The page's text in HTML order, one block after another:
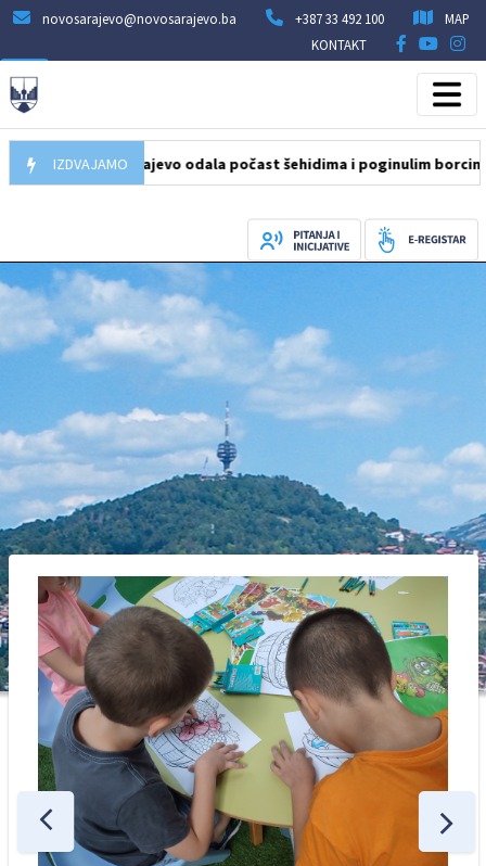
novosarajevo@novosarajevo.ba +387 33 492 100
MAP
KONTAKT
IZDVAJAMO
Novo Sarajevo odala počast šehidima i poginulim borcima na